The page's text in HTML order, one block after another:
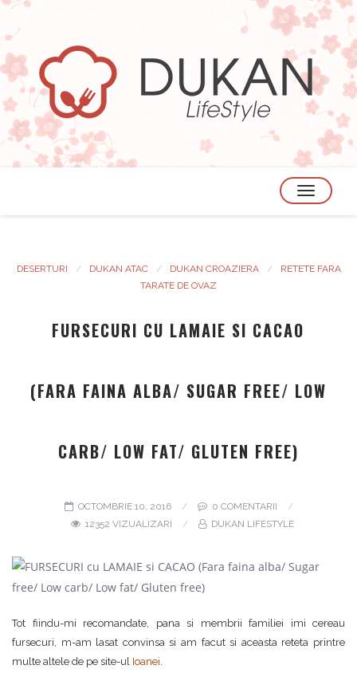
TOGGLE
DESERTURI DUKAN ATAC DUKAN CROAZIERA
RETETE FARA
TARATE DE OVAZ
FURSECURI CU LAMAIE SI CACAO
(FARA FAINA ALBA/ SUGAR FREE/ LOW
CARB/ LOW FAT/ GLUTEN FREE)
OCTOMBRIE 10, 2016
0 COMENTARII
12352 VIZUALIZARI
DUKAN LIFESTYLE
Tot fiindu-mi recomandate, pana si membrii familiei imi cereau
fursecuri, m-am lasat convinsa si am facut si aceasta reteta printre
multe altele de pe site-ul Ioanei.